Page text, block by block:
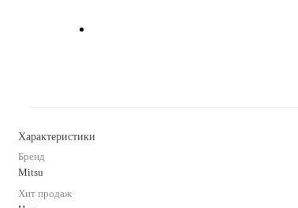
Характеристики
Бренд
Mitsu
Хит продаж